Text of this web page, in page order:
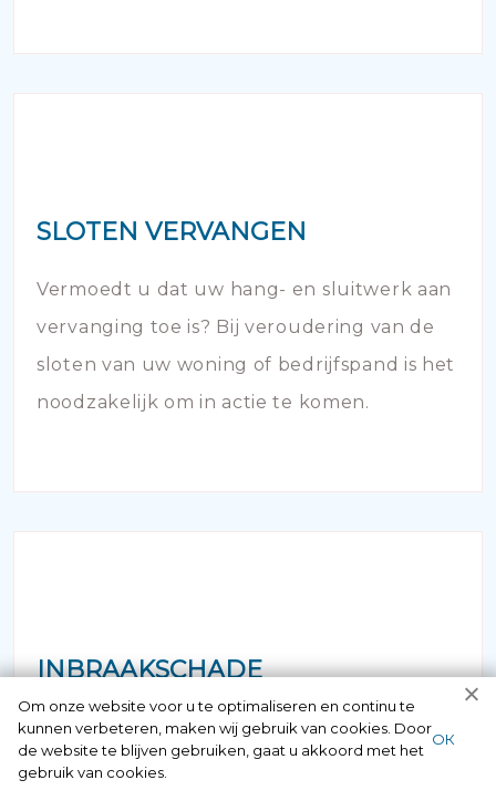
SLOTEN VERVANGEN
Vermoedt u dat uw hang- en sluitwerk aan
vervanging toe is? Bij veroudering van de
sloten van uw woning of bedrijfspand is het
noodzakelijk om in actie te komen.
INBRAAKSCHADE
Is er bij u ingebroken en zijn de sloten
onherstelbaar beschadigd? Uiteraard kunt
Om onze website voor u te optimaliseren en continu te
kunnen verbeteren, maken wij gebruik van cookies. Door
de website te blijven gebruiken, gaat u akkoord met het
gebruik van cookies.
ОК